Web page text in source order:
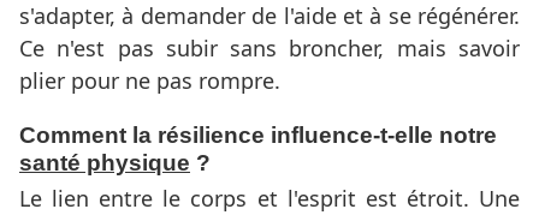
s'adapter, à demander de l'aide et à se régénérer.
Ce n'est pas subir sans broncher, mais savoir
plier pour ne pas rompre.
Comment la résilience influence-t-elle notre
santé physique ?
Le lien entre le corps et l'esprit est étroit. Une